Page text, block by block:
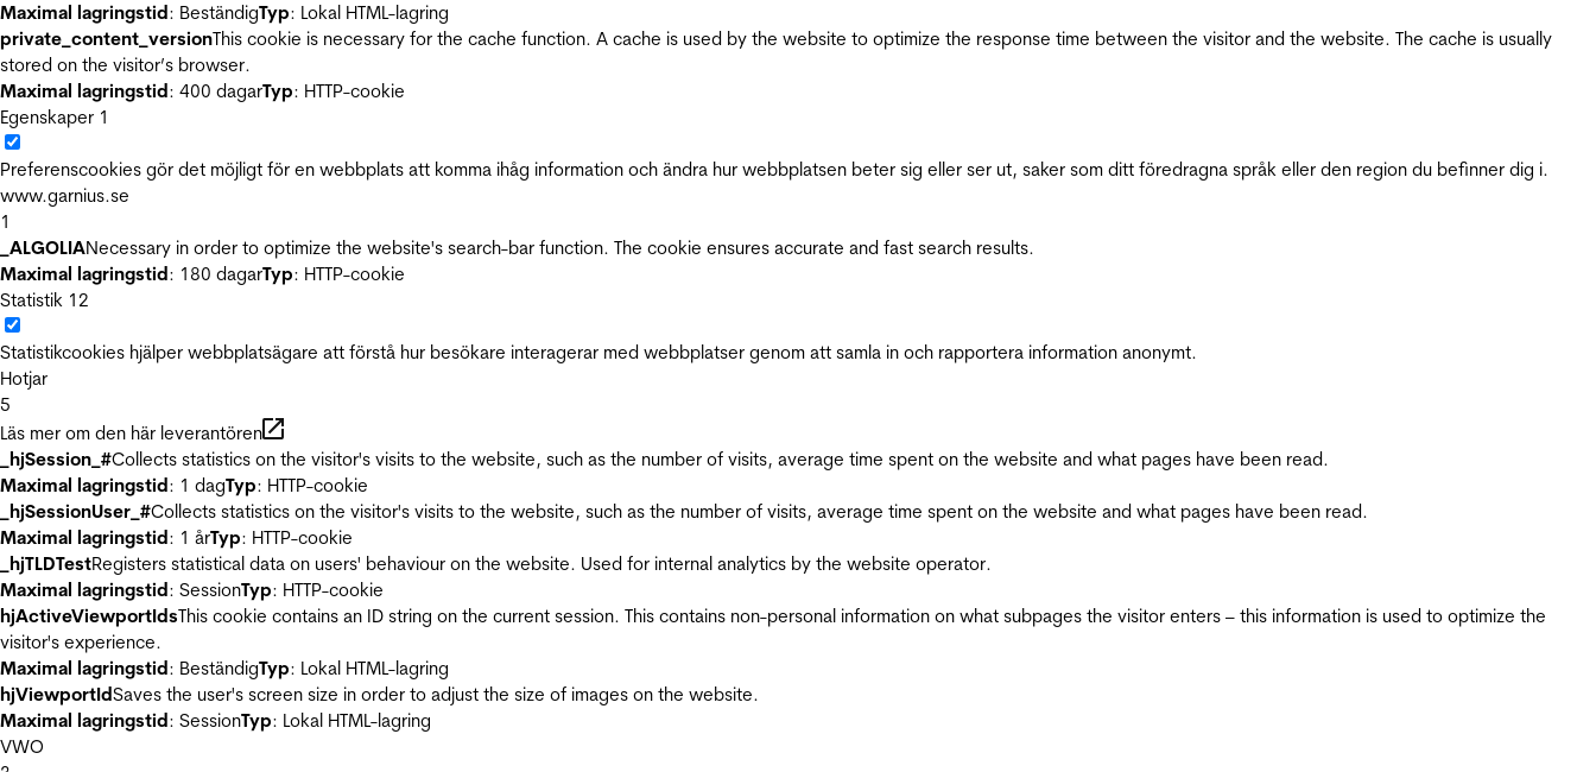
Maximal lagringstid: BeständigTyp: Lokal HTML-lagring
private_content_versionThis cookie is necessary for the cache function. A cache is used by the website to optimize the response time between the visitor and the website. The cache is usually
stored on the visitor’s browser.
Maximal lagringstid: 400 dagarTyp: HTTP-cookie
Egenskaper 1
Preferenscookies gör det möjligt för en webbplats att komma ihåg information och ändra hur webbplatsen beter sig eller ser ut, saker som ditt föredragna språk eller den region du befinner dig i.
www.garnius.se
1
_ALGOLIANecessary in order to optimize the website's search-bar function. The cookie ensures accurate and fast search results.
Maximal lagringstid: 180 dagarTyp: HTTP-cookie
Statistik 12
Statistikcookies hjälper webbplatsägare att förstå hur besökare interagerar med webbplatser genom att samla in och rapportera information anonymt.
Hotjar
5
Läs mer om den här leverantören
_hjSession_#Collects statistics on the visitor's visits to the website, such as the number of visits, average time spent on the website and what pages have been read.
Maximal lagringstid: 1 dagTyp: HTTP-cookie
_hjSessionUser_#Collects statistics on the visitor's visits to the website, such as the number of visits, average time spent on the website and what pages have been read.
Maximal lagringstid: 1 årTyp: HTTP-cookie
_hjTLDTestRegisters statistical data on users' behaviour on the website. Used for internal analytics by the website operator.
Maximal lagringstid: SessionTyp: HTTP-cookie
hjActiveViewportIdsThis cookie contains an ID string on the current session. This contains non-personal information on what subpages the visitor enters – this information is used to optimize the
visitor's experience.
Maximal lagringstid: BeständigTyp: Lokal HTML-lagring
hjViewportIdSaves the user's screen size in order to adjust the size of images on the website.
Maximal lagringstid: SessionTyp: Lokal HTML-lagring
VWO